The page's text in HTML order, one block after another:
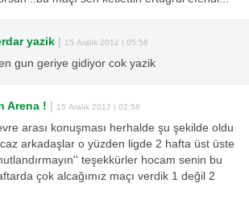
yazik | 15 Aralık 2012 | 05:58
gun geriye gidiyor cok yazik
Arena ! | 15 Aralık 2012 | 02:58
arası konuşması herhalde şu şekilde oldu
arkadaşlar o yüzden ligde 2 hafta üst üste
teşekkürler hocam senin bu
çok alcağımız maçı verdik 1 değil 2